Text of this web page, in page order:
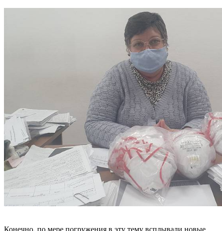
Конечно, по мере погружения в эту тему всплывали новые